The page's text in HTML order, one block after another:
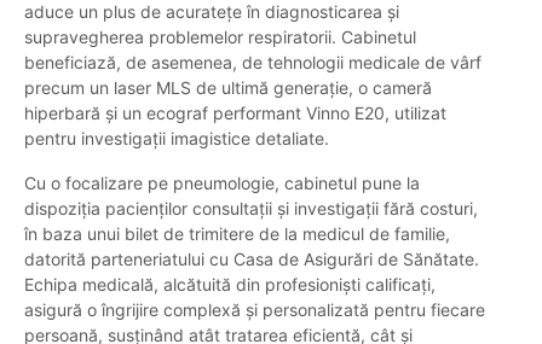
aduce un plus de acuratețe în diagnosticarea și
supravegherea problemelor respiratorii. Cabinetul
beneficiază, de asemenea, de tehnologii medicale de vârf
precum un laser MLS de ultimă generație, o cameră
hiperbară și un ecograf performant Vinno E20, utilizat
pentru investigații imagistice detaliate.
Cu o focalizare pe pneumologie, cabinetul pune la
dispoziția pacienților consultații și investigații fără costuri,
în baza unui bilet de trimitere de la medicul de familie,
datorită parteneriatului cu Casa de Asigurări de Sănătate.
Echipa medicală, alcătuită din profesioniști calificați,
asigură o îngrijire complexă și personalizată pentru fiecare
persoană, susținând atât tratarea eficientă, cât și